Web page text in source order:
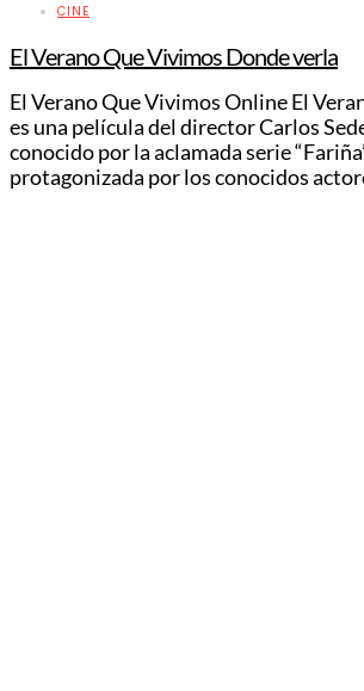
CINE
El Verano Que Vivimos Donde verla
El Verano Que Vivimos Online El
es una película del director Carlos
conocido por la aclamada serie
protagonizada por los conocidos